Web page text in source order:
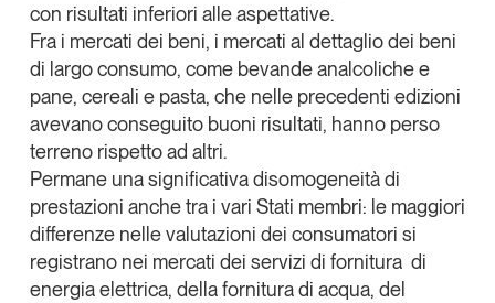
con risultati inferiori alle aspettative.
Fra i mercati dei beni, i mercati al dettaglio dei beni
di largo consumo, come bevande analcoliche e
pane, cereali e pasta, che nelle precedenti edizioni
avevano conseguito buoni risultati, hanno perso
terreno rispetto ad altri.
Permane una significativa disomogeneità di
prestazioni anche tra i vari Stati membri: le maggiori
differenze nelle valutazioni dei consumatori si
registrano nei mercati dei servizi di fornitura di
energia elettrica, della fornitura di acqua, del